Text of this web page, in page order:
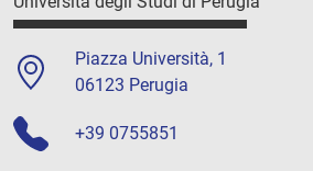
Piazza Università, 1
06123 Perugia
+39 0755851